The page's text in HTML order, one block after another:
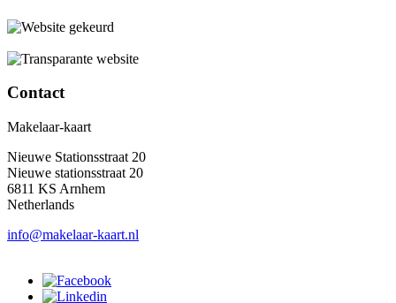
Contact
Makelaar-kaart
Nieuwe Stationsstraat 20
Nieuwe stationsstraat 20
6811 KS Arnhem
Netherlands
info@makelaar-kaart.nl